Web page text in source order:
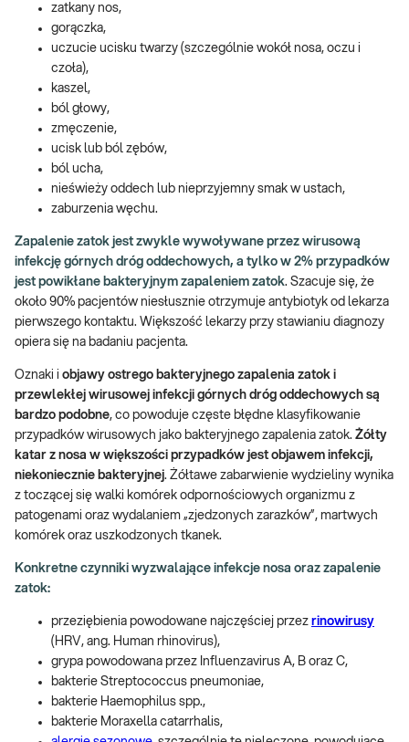
zatkany nos,
gorączka,
uczucie ucisku twarzy (szczególnie wokół nosa, oczu i
czoła),
kaszel,
ból głowy,
zmęczenie,
ucisk lub ból zębów,
ból ucha,
nieświeży oddech lub nieprzyjemny smak w ustach,
zaburzenia węchu.
Zapalenie zatok jest zwykle wywoływane przez wirusową
infekcję górnych dróg oddechowych, a tylko w 2% przypadków
jest powikłane bakteryjnym zapaleniem zatok. Szacuje się, że
około 90% pacjentów niesłusznie otrzymuje antybiotyk od lekarza
pierwszego kontaktu. Większość lekarzy przy stawianiu diagnozy
opiera się na badaniu pacjenta.
Oznaki i objawy ostrego bakteryjnego zapalenia zatok i
przewlekłej wirusowej infekcji górnych dróg oddechowych są
bardzo podobne, co powoduje częste błędne klasyfikowanie
przypadków wirusowych jako bakteryjnego zapalenia zatok. Żółty
katar z nosa w większości przypadków jest objawem infekcji,
niekoniecznie bakteryjnej. Żółtawe zabarwienie wydzieliny wynika
z toczącej się walki komórek odpornościowych organizmu z
patogenami oraz wydalaniem „zjedzonych zarazków”, martwych
komórek oraz uszkodzonych tkanek.
Konkretne czynniki wyzwalające infekcje nosa oraz zapalenie
zatok:
przeziębienia powodowane najczęściej przez rinowirusy
(HRV, ang. Human rhinovirus),
grypa powodowana przez Influenzavirus A, B oraz C,
bakterie Streptococcus pneumoniae,
bakterie Haemophilus spp.,
bakterie Moraxella catarrhalis,